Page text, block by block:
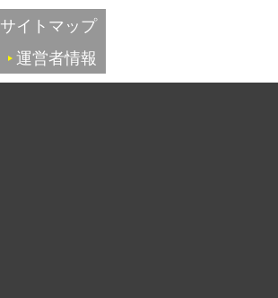
サイトマップ
運営者情報